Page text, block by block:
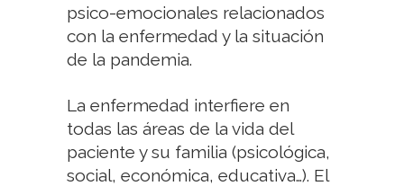
psico-emocionales relacionados
con la enfermedad y la situación
de la pandemia.
La enfermedad interfiere en
todas las áreas de la vida del
paciente y su familia (psicológica,
social, económica, educativa…). El